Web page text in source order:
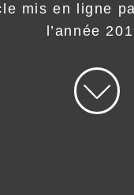
mis en ligne
l’année